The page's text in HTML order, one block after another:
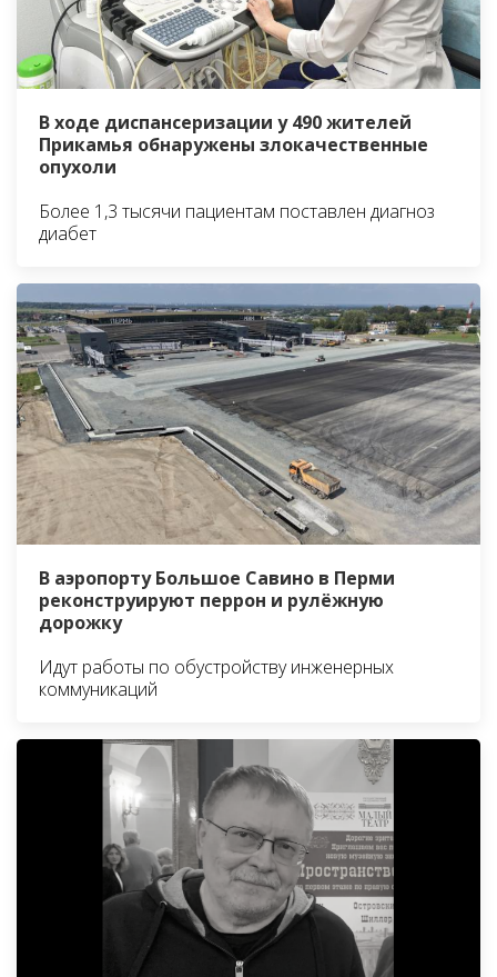
В ходе диспансеризации у 490 жителей
Прикамья обнаружены злокачественные
опухоли
Более 1,3 тысячи пациентам поставлен диагноз
диабет
В аэропорту Большое Савино в Перми
реконструируют перрон и рулёжную
дорожку
Идут работы по обустройству инженерных
коммуникаций